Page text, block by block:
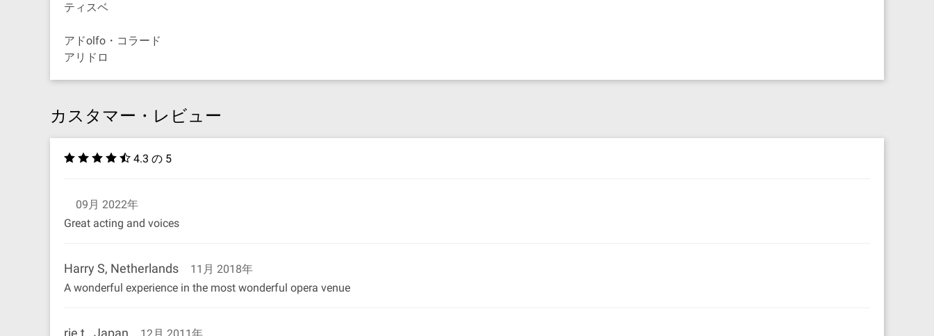
ティスベ
アドolfo・コラード
アリドロ
カスタマー・レビュー
4.3 の 5
09月 2022年
Great acting and voices
Harry S, Netherlands
11月 2018年
A wonderful experience in the most wonderful opera venue
rie t., Japan